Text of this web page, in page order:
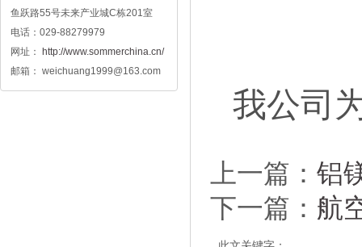
鱼跃路55号未来产业城C栋201室
电话：029-88279979
网址：
http://www.sommerchina.cn/
邮箱： weichuang1999@163.com
我公司
上一篇： 铝
下一篇： 航